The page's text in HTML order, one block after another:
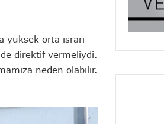
orta ısrarı
direktif vermeliydi.
neden olabilir.